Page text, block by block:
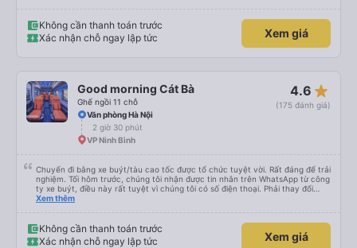
thông ở Hà Nội và Ninh Bình. Cảm ơn xe buýt!
Không cần thanh toán trước
Xác nhận chỗ ngay lập tức
Xem giá
Good morning Cát Bà
Ghế ngồi 11 chỗ
4.6 star_rate
(175 đánh giá)
Văn phòng Hà Nội
2 giờ 30 phút
VP Ninh Bình
Chuyến đi bằng xe buýt/tàu cao tốc được tổ chức tuyệt vời. Rất đáng để trải
nghiệm. Tối hôm trước, chúng tôi nhận được tin nhắn trên WhatsApp từ công
ty xe buýt, điều này rất tuyệt vì chúng tôi có số điện thoại. Phải thay đổi
điểm đón vì trời mưa như trút nước, nhưng họ rất thông cảm. Anh chàng lái
Cát Bà đến Hà Nội, phải xuống xe buýt, lên tàu cao tốc rồi lại lên một xe
buýt khác. Được tổ chức tốt, giao tiếp tuyệt vời, chuyến đi tuyệt vời.
Xem thêm
Không cần thanh toán trước
Xác nhận chỗ ngay lập tức
Xem giá